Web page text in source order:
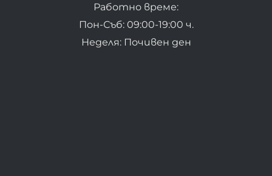
Работно време:
Пон-Съб: 09:00-19:00 ч.
Неделя: Почивен ден